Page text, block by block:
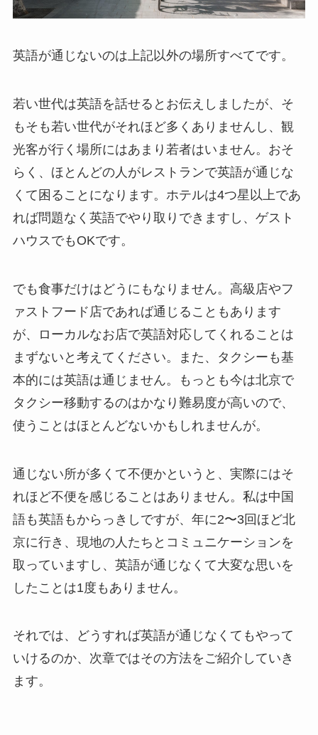
英語が通じないのは上記以外の場所すべてです。
若い世代は英語を話せるとお伝えしましたが、そ
もそも若い世代がそれほど多くありませんし、観
光客が行く場所にはあまり若者はいません。おそ
らく、ほとんどの人がレストランで英語が通じな
くて困ることになります。ホテルは4つ星以上であ
れば問題なく英語でやり取りできますし、ゲスト
ハウスでもOKです。
でも食事だけはどうにもなりません。高級店やフ
ァストフード店であれば通じることもあります
が、ローカルなお店で英語対応してくれることは
まずないと考えてください。また、タクシーも基
本的には英語は通じません。もっとも今は北京で
タクシー移動するのはかなり難易度が高いので、
使うことはほとんどないかもしれませんが。
通じない所が多くて不便かというと、実際にはそ
れほど不便を感じることはありません。私は中国
語も英語もからっきしですが、年に2〜3回ほど北
京に行き、現地の人たちとコミュニケーションを
取っていますし、英語が通じなくて大変な思いを
したことは1度もありません。
それでは、どうすれば英語が通じなくてもやって
いけるのか、次章ではその方法をご紹介していき
ます。